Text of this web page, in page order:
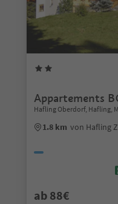
Appartements
Hafling Oberdorf, Hafling,
1.8 km von Hafling
ab 88€